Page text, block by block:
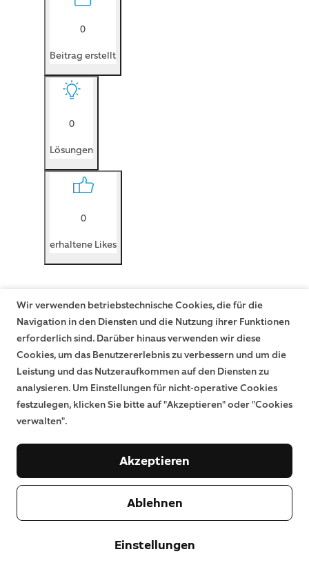
0
Beitrag erstellt
0
Lösungen
0
erhaltene Likes
Wir verwenden betriebstechnische Cookies, die für die
Navigation in den Diensten und die Nutzung ihrer Funktionen
erforderlich sind. Darüber hinaus verwenden wir diese
Cookies, um das Benutzererlebnis zu verbessern und um die
Leistung und das Nutzeraufkommen auf den Diensten zu
analysieren. Um Einstellungen für nicht-operative Cookies
festzulegen, klicken Sie bitte auf "Akzeptieren" oder "Cookies
verwalten".
Einstellungen
Ablehnen
Akzeptieren